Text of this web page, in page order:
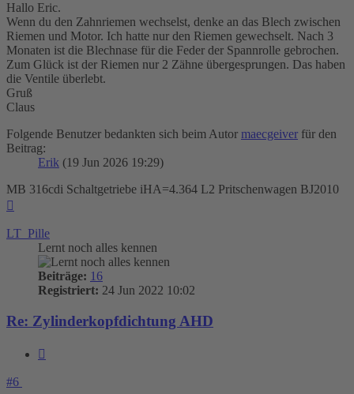
Hallo Eric.
Wenn du den Zahnriemen wechselst, denke an das Blech zwischen
Riemen und Motor. Ich hatte nur den Riemen gewechselt. Nach 3
Monaten ist die Blechnase für die Feder der Spannrolle gebrochen.
Zum Glück ist der Riemen nur 2 Zähne übergesprungen. Das haben
die Ventile überlebt.
Gruß
Claus
Folgende Benutzer bedankten sich beim Autor maecgeiver für den
Beitrag:
Erik (19 Jun 2026 19:29)
MB 316cdi Schaltgetriebe iHA=4.364 L2 Pritschenwagen BJ2010
LT_Pille
Lernt noch alles kennen
Beiträge: 16
Registriert: 24 Jun 2022 10:02
Re: Zylinderkopfdichtung AHD
#6